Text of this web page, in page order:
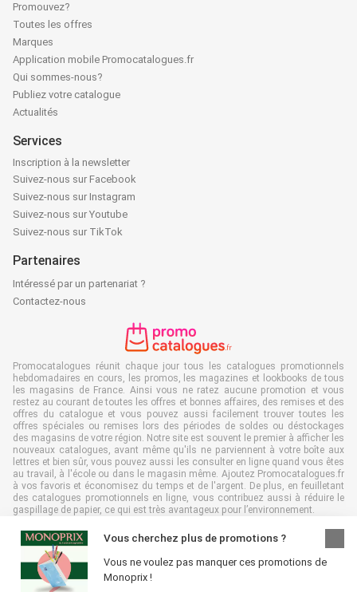
Vous cherchez plus de promotions ?
Vous ne voulez pas manquer ces promotions de
Monoprix !
Promouvez?
Toutes les offres
Marques
Application mobile Promocatalogues.fr
Qui sommes-nous?
Publiez votre catalogue
Actualités
Services
Inscription à la newsletter
Suivez-nous sur Facebook
Suivez-nous sur Instagram
Suivez-nous sur Youtube
Suivez-nous sur TikTok
Partenaires
Intéressé par un partenariat ?
Contactez-nous
Promocatalogues réunit chaque jour tous les catalogues promotionnels
hebdomadaires en cours, les promos, les magazines et lookbooks de tous
les magasins de France. Ainsi vous ne ratez aucune promotion et vous
restez au courant de toutes les offres et bonnes affaires, des remises et des
offres du catalogue et vous pouvez aussi facilement trouver toutes les
offres spéciales ou remises lors des périodes de soldes ou déstockages
des magasins de votre région. Notre site est souvent le premier à afficher les
nouveaux catalogues, avant même qu'ils ne parviennent à votre boîte aux
lettres et bien sûr, vous pouvez aussi les consulter en ligne quand vous êtes
au travail, à l'école ou dans le magasin même. Ajoutez Promocatalogues.fr
à vos favoris et économisez du temps et de l'argent. De plus, en feuilletant
des catalogues promotionnels en ligne, vous contribuez aussi à réduire le
gaspillage de papier, ce qui est très avantageux pour l’environnement.
Tous droits réservés & copie : Promocatalogues.fr 2026 |